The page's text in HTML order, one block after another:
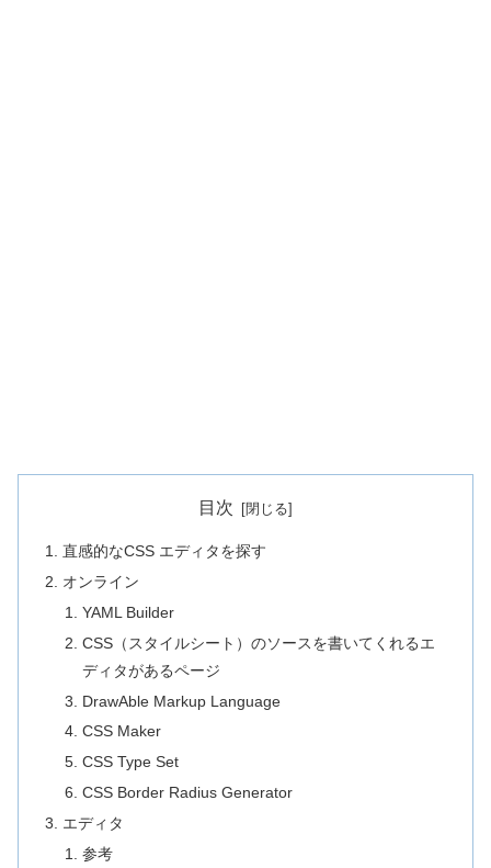
目次
直感的なCSS エディタを探す
オンライン
YAML Builder
CSS（スタイルシート）のソースを書いてくれるエ
ディタがあるページ
DrawAble Markup Language
CSS Maker
CSS Type Set
CSS Border Radius Generator
エディタ
参考